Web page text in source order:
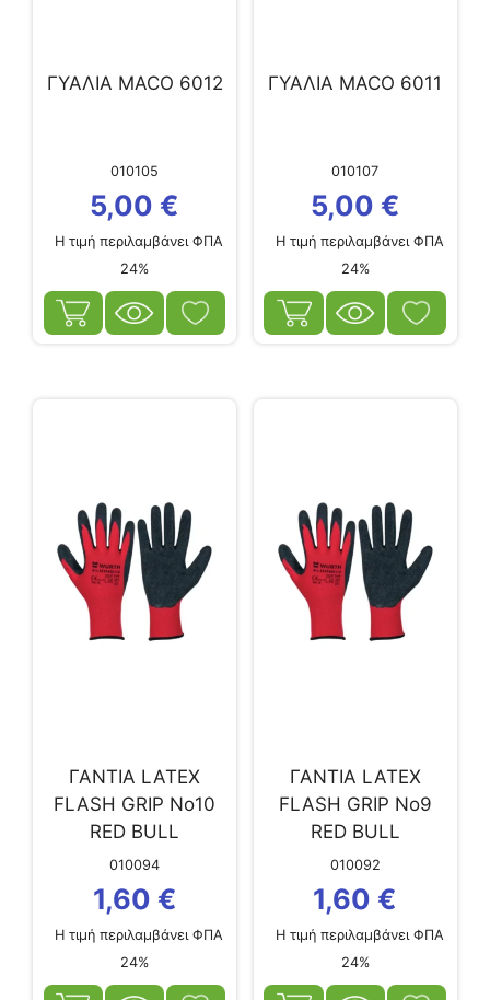
ΓΥΑΛΙΑ MACO 6012
010105
5,00 €
Η τιμή περιλαμβάνει ΦΠΑ
24%
ΓΥΑΛΙΑ MACO 6011
010107
5,00 €
Η τιμή περιλαμβάνει ΦΠΑ
24%
ΓΑΝΤΙΑ LATEX
FLASH GRIP No10
RED BULL
010094
1,60 €
Η τιμή περιλαμβάνει ΦΠΑ
24%
ΓΑΝΤΙΑ LATEX
FLASH GRIP No9
RED BULL
010092
1,60 €
Η τιμή περιλαμβάνει ΦΠΑ
24%